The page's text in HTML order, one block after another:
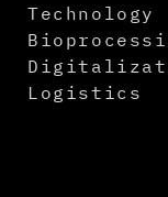
Technology
Logistics